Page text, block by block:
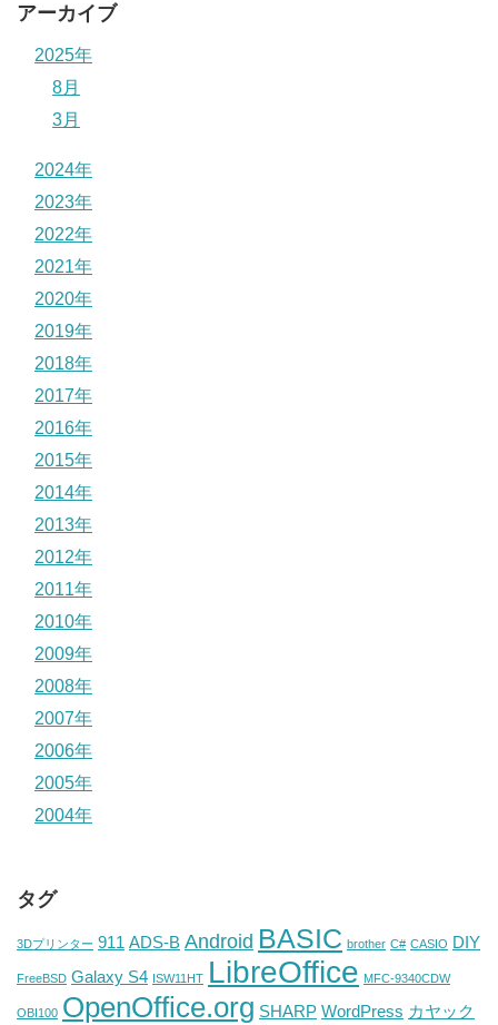
アーカイブ
2025年
8月
3月
2024年
2023年
2022年
2021年
2020年
2019年
2018年
2017年
2016年
2015年
2014年
2013年
2012年
2011年
2010年
2009年
2008年
2007年
2006年
2005年
2004年
タグ
3Dプリンター 911 ADS-B Android BASIC brother C# CASIO DIY
FreeBSD Galaxy S4 ISW11HT LibreOffice MFC-9340CDW
OBI100 OpenOffice.org SHARP WordPress カヤック